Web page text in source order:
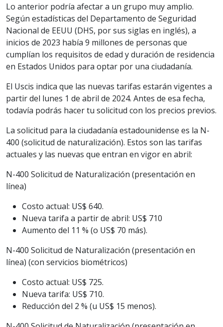
Lo anterior podría afectar a un grupo muy amplio.
Según estadísticas del Departamento de Seguridad
Nacional de EEUU (DHS, por sus siglas en inglés), a
inicios de 2023 había 9 millones de personas que
cumplían los requisitos de edad y duración de residencia
en Estados Unidos para optar por una ciudadanía.
El Uscis indica que las nuevas tarifas estarán vigentes a
partir del lunes 1 de abril de 2024. Antes de esa fecha,
todavía podrás hacer tu solicitud con los precios previos.
La solicitud para la ciudadanía estadounidense es la N-
400 (solicitud de naturalización). Estos son las tarifas
actuales y las nuevas que entran en vigor en abril:
N-400 Solicitud de Naturalización (presentación en
línea)
Costo actual: US$ 640.
Nueva tarifa a partir de abril: US$ 710
Aumento del 11 % (o US$ 70 más).
N-400 Solicitud de Naturalización (presentación en
línea) (con servicios biométricos)
Costo actual: US$ 725.
Nueva tarifa: US$ 710.
Reducción del 2 % (u US$ 15 menos).